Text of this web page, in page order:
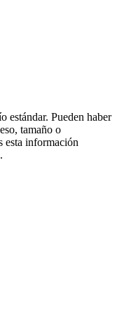
estándar. Pueden haber
tamaño o
esta información